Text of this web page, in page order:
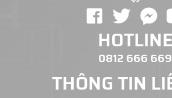
HOTLINE
0812 666 669
THÔNG TIN